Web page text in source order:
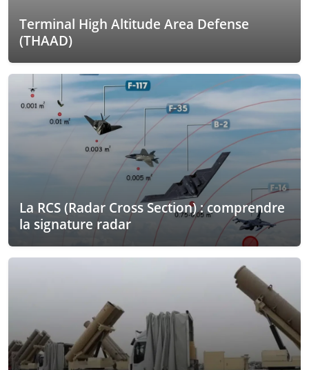
Terminal High Altitude Area Defense
(THAAD)
La RCS (Radar Cross Section) : comprendre
la signature radar